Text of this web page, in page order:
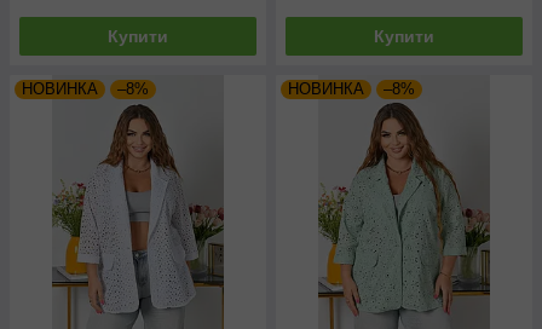
Купити Купити
НОВИНКА –8% НОВИНКА –8%